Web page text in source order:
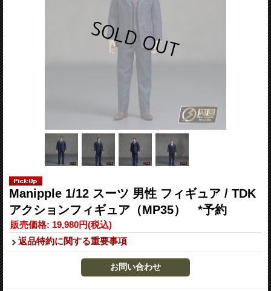
Manipple 1/12 スーツ 男性 フィギュア / TDK
アクションフィギュア（MP35） *予約
販売価格: 19,980円(税込)
返品特約に関する重要事項